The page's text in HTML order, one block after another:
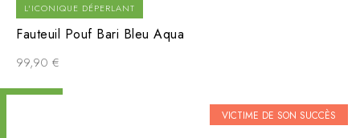
L'ICONIQUE DÉPERLANT
Fauteuil Pouf Bari Bleu Aqua
99,90 €
VICTIME DE SON SUCCÈS